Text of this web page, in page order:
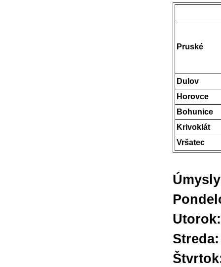
Pruské
Dulov
Horovce
Bohunice
Krivoklát
Vršatec